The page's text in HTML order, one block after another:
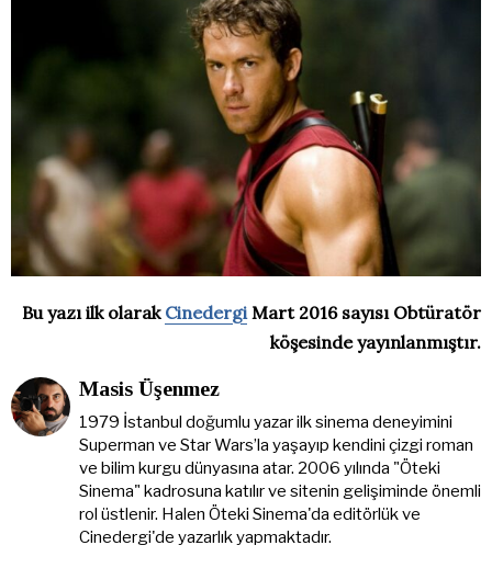
Bu yazı ilk olarak Cinedergi Mart 2016 sayısı Obtüratör
köşesinde yayınlanmıştır.
Masis Üşenmez
1979 İstanbul doğumlu yazar ilk sinema deneyimini
Superman ve Star Wars’la yaşayıp kendini çizgi roman
ve bilim kurgu dünyasına atar. 2006 yılında "Öteki
Sinema" kadrosuna katılır ve sitenin gelişiminde önemli
rol üstlenir. Halen Öteki Sinema'da editörlük ve
Cinedergi'de yazarlık yapmaktadır.